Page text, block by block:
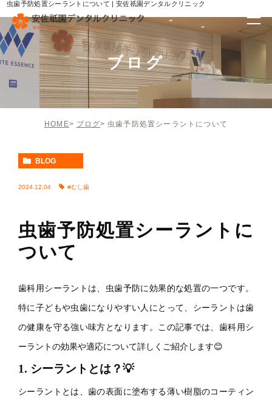
虫歯予防処置シーラントについて | 安佐祇園デンタルクリニック
ブログ
HOME ブログ 虫歯予防処置シーラントについて
BLOG
2024.12.04 #むし歯
虫歯予防処置シーラントに
ついて
歯科用シーラントは、虫歯予防に効果的な処置の一つです。
特に子どもや虫歯になりやすい人にとって、シーラントは歯
の健康を守る強い味方となります。この記事では、歯科用シ
ーラントの効果や適応について詳しくご紹介します😊
1. シーラントとは？💡
シーラントとは、歯の表面に塗布する薄い樹脂のコーティン